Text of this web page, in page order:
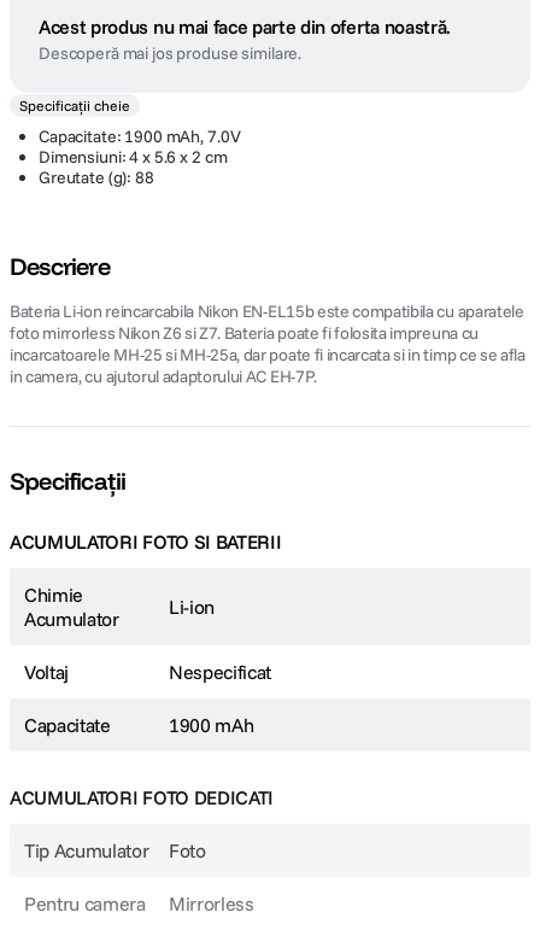
Acest produs nu mai face parte din oferta noastră.
Descoperă mai jos produse similare.
Specificații cheie
Capacitate: 1900 mAh, 7.0V
Dimensiuni: 4 x 5.6 x 2 cm
Greutate (g): 88
Descriere
Bateria Li-ion reincarcabila Nikon EN-EL15b este compatibila cu aparatele
foto mirrorless Nikon Z6 si Z7. Bateria poate fi folosita impreuna cu
incarcatoarele MH-25 si MH-25a, dar poate fi incarcata si in timp ce se afla
in camera, cu ajutorul adaptorului AC EH-7P.
Specificații
ACUMULATORI FOTO SI BATERII
Chimie
Acumulator
Li-ion
Voltaj Nespecificat
Capacitate 1900 mAh
ACUMULATORI FOTO DEDICATI
Tip Acumulator Foto
Pentru camera Mirrorless